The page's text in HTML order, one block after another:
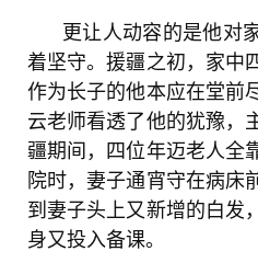
更让人动容的是他对
着坚守。援疆之初，家中
作为长子的他本应在堂前
云老师看透了他的犹豫，
疆期间，四位年迈老人全
院时，妻子通宵守在病床
到妻子头上又新增的白发
身又投入备课。